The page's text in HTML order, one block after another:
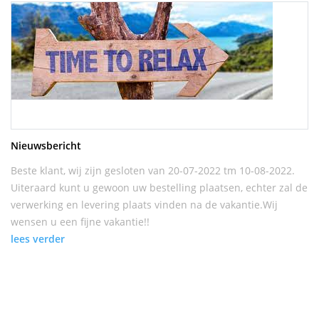
Nieuwsbericht
Beste klant, wij zijn gesloten van 20-07-2022 tm 10-08-2022.
Uiteraard kunt u gewoon uw bestelling plaatsen, echter zal de
verwerking en levering plaats vinden na de vakantie.Wij
wensen u een fijne vakantie!!
lees verder